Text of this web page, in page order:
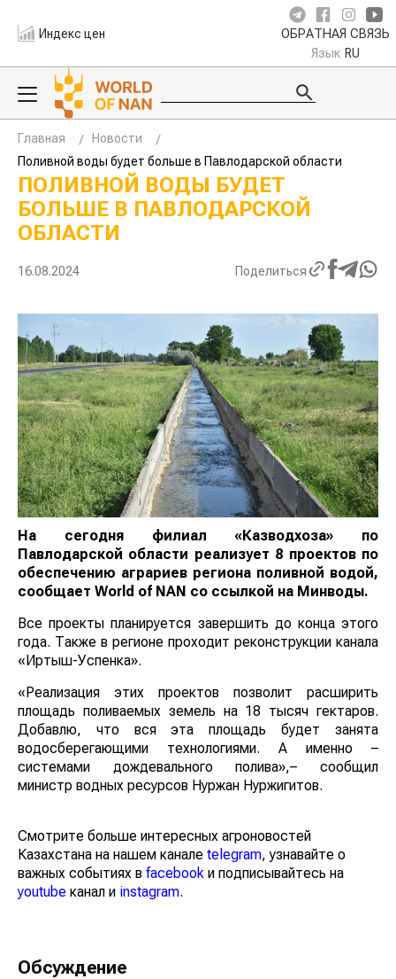
Индекс цен ОБРАТНАЯ СВЯЗЬ
Язык RU
Главная
Новости
Поливной воды будет больше в Павлодарской области
ПОЛИВНОЙ ВОДЫ БУДЕТ
БОЛЬШЕ В ПАВЛОДАРСКОЙ
ОБЛАСТИ
16.08.2024 Поделиться
На сегодня филиал «Казводхоза» по
Павлодарской области реализует 8 проектов по
обеспечению аграриев региона поливной водой,
сообщает World of NAN со ссылкой на Минводы.
Все проекты планируется завершить до конца этого
года. Также в регионе проходит реконструкции канала
«Иртыш-Успенка».
«Реализация этих проектов позволит расширить
площадь поливаемых земель на 18 тысяч гектаров.
Добавлю, что вся эта площадь будет занята
водосберегающими технологиями. А именно –
системами дождевального полива»,– сообщил
министр водных ресурсов Нуржан Нуржигитов.
Смотрите больше интересных агроновостей
Казахстана на нашем каналеtelegram , узнавайте о
важных событиях вfacebook и подписывайтесь на
youtube канал иinstagram
Обсуждение